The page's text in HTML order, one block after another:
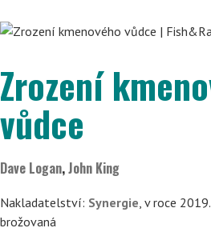
Zrození
vůdce
Dave Logan,John King
Nakladatelství: Synergie, v roce
brožovaná